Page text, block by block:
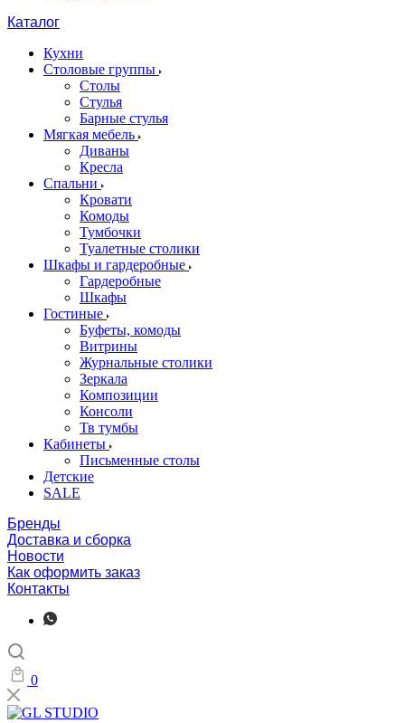
Каталог
Кухни
Столовые группы
Столы
Стулья
Барные стулья
Мягкая мебель
Диваны
Кресла
Спальни
Кровати
Комоды
Тумбочки
Туалетные столики
Шкафы и гардеробные
Гардеробные
Шкафы
Гостиные
Буфеты, комоды
Витрины
Журнальные столики
Зеркала
Композиции
Консоли
Тв тумбы
Кабинеты
Письменные столы
Детские
SALE
Бренды
Доставка и сборка
Новости
Как оформить заказ
Контакты
0